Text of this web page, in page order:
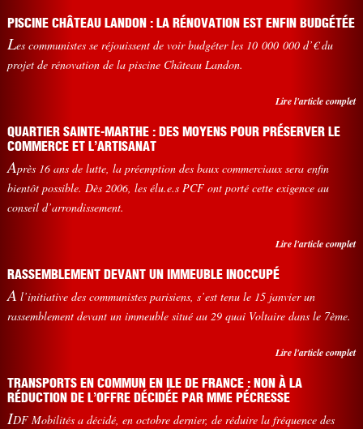
PISCINE CHÂTEAU LANDON : LA RÉNOVATION EST ENFIN BUDGÉTÉE
Les communistes se réjouissent de voir budgéter les 10 000 000 d’€ du
projet de rénovation de la piscine Château Landon.
Lire l'article complet
QUARTIER SAINTE-MARTHE : DES MOYENS POUR PRÉSERVER LE
COMMERCE ET L’ARTISANAT
Après 16 ans de lutte, la préemption des baux commerciaux sera enfin
bientôt possible. Dès 2006, les élu.e.s PCF ont porté cette exigence au
conseil d’arrondissement.
Lire l'article complet
RASSEMBLEMENT DEVANT UN IMMEUBLE INOCCUPÉ
A l’initiative des communistes parisiens, s’est tenu le 15 janvier un
rassemblement devant un immeuble situé au 29 quai Voltaire dans le 7ème.
Lire l'article complet
TRANSPORTS EN COMMUN EN ILE DE FRANCE : NON À LA
RÉDUCTION DE L’OFFRE DÉCIDÉE PAR MME PÉCRESSE
IDF Mobilités a décidé, en octobre dernier, de réduire la fréquence des